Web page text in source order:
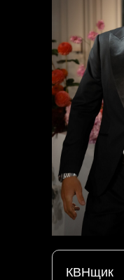
КВНщик